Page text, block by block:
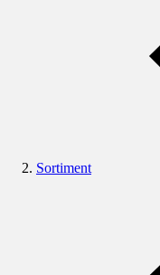
Sortiment